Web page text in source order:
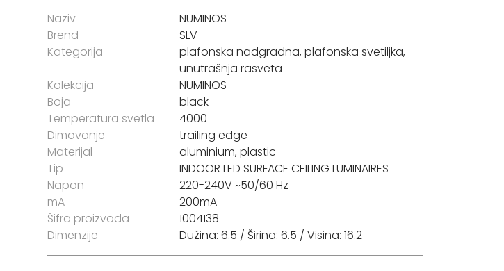
Naziv
NUMINOS
Brend
SLV
Kategorija
plafonska nadgradna, plafonska svetiljka,
unutrašnja rasveta
Kolekcija
NUMINOS
Boja
black
Temperatura svetla
4000
Dimovanje
trailing edge
Materijal
aluminium, plastic
Tip
INDOOR LED SURFACE CEILING LUMINAIRES
Napon
220-240V ~50/60 Hz
mA
200mA
Šifra proizvoda
1004138
Dimenzije
Dužina: 6.5 / Širina: 6.5 / Visina: 16.2